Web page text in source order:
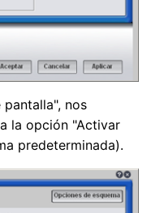
nos
la opción "Activar
predeterminada).